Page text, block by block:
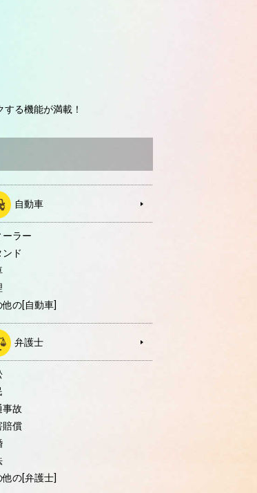
る機能が満載！
自動車
ーラー
ンド
他の[自動車]
弁護士
事故
賠償
他の[弁護士]